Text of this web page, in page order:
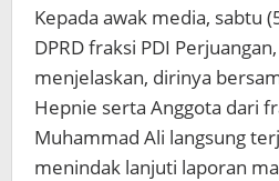
Kepada awak media, sabtu
DPRD fraksi PDI
menjelaskan, dirinya
Hepnie serta Anggota dari
Muhammad Ali langsung
menindak lanjuti laporan